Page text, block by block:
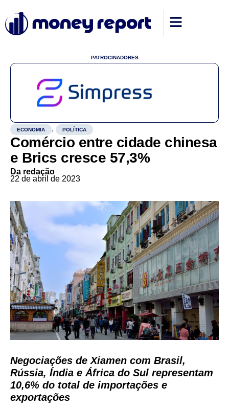
PATROCINADORES
ECONOMIA , POLÍTICA
Comércio entre cidade chinesa
e Brics cresce 57,3%
Da redação
22 de abril de 2023
Negociações de Xiamen com Brasil,
Rússia, Índia e África do Sul representam
10,6% do total de importações e
exportações